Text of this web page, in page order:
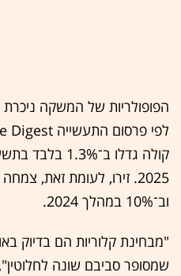
הפופולריות של המשקה
קולה גדלו
וב־10% במהלך 2024.
"מבחינת קלוריות הם בדיוק
שמסופר סביבם שונה